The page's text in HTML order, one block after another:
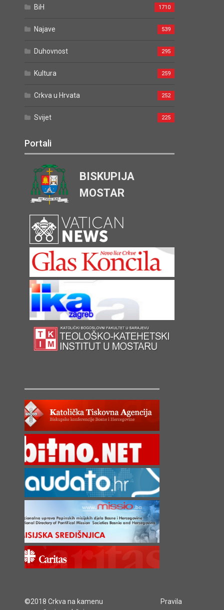
BiH 1710
Najave 539
Duhovnost 295
Kultura 259
Crkva u Hrvata 252
Svijet 225
Portali
BISKUPIJA
MOSTAR
©2018 Crkva na kamenu
Pravila